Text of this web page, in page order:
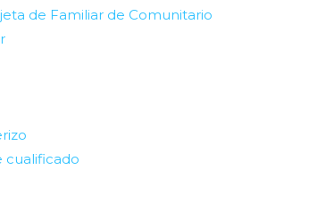
de Familiar de Comunitario
cualificado